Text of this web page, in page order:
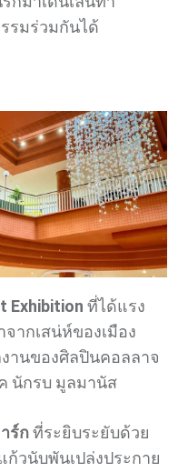
รมร่วมกันได้
Exhibitionที่ได้แรง
ากเสน่ห์ของเมือง
านของศิลปินคอลลาจ
นักรบ มูลมานัส
ร์กที่ระยิบระยับด้วย
วนับพันเปล่งประกาย